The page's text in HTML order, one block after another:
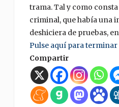
trama. Tal y como
criminal, que había una
deshiciera de pruebas,
Pulse aquí para
Compartir